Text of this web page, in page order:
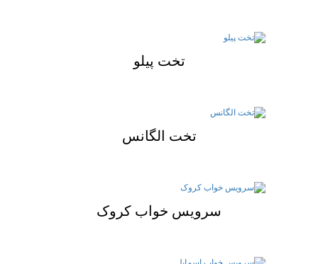
تخت پیلو
تخت الگانس
سرویس خواب کروک